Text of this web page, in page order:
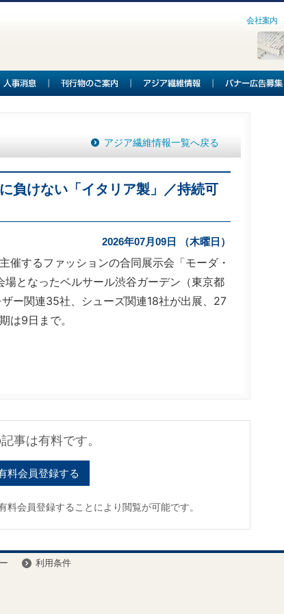
会社案内
アジア繊維情報一覧へ戻る
負けない「イタリア製」／持続可
2026年07月09日 （木曜日）
催するファッションの合同展示会「モーダ・
となったベルサール渋谷ガーデン（東京都
ー関連35社、シューズ関連18社が出展、27
は9日まで。
事は有料です。
料会員登録する
会員登録することにより閲覧が可能です。
利用条件